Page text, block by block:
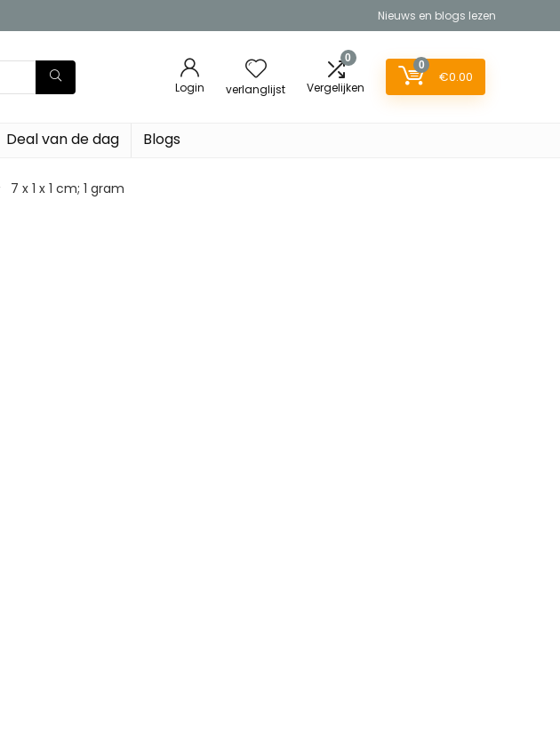
Nieuws en blogs lezen
Login verlanglijst
0
Vergelijken
0
€0.00
Deal van de dag Blogs
‎7 x 1 x 1 cm; 1 gram